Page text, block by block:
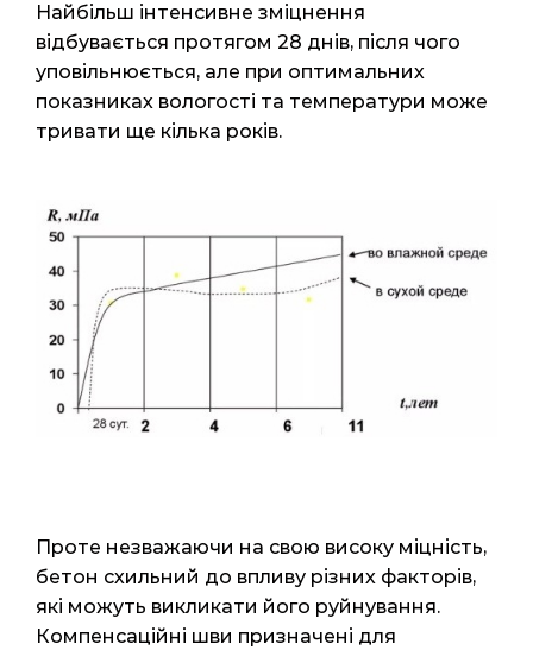
Найбільш інтенсивне зміцнення
відбувається протягом 28 днів, після чого
уповільнюється, але при оптимальних
показниках вологості та температури може
тривати ще кілька років.
Проте незважаючи на свою високу міцність,
бетон схильний до впливу різних факторів,
які можуть викликати його руйнування.
Компенсаційні шви призначені для